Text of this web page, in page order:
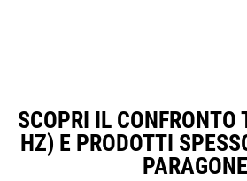
SCOPRI IL
HZ) E PRODOTTI